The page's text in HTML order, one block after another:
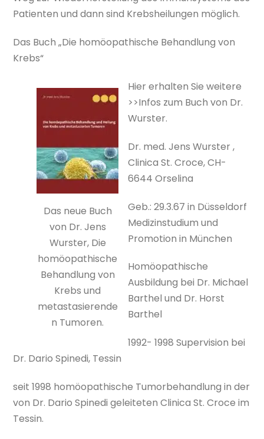
Patienten und dann sind Krebsheilungen möglich.
Das Buch „Die homöopathische Behandlung von
Krebs“
Das neue Buch
von Dr. Jens
Wurster, Die
homöopathische
Behandlung von
Krebs und
metastasierende
n Tumoren.
Hier erhalten Sie weitere
>>Infos zum Buch von Dr.
Wurster.
Dr. med. Jens Wurster ,
Clinica St. Croce, CH-
6644 Orselina
Geb.: 29.3.67 in Düsseldorf
Medizinstudium und
Promotion in München
Homöopathische
Ausbildung bei Dr. Michael
Barthel und Dr. Horst
Barthel
1992- 1998 Supervision bei
Dr. Dario Spinedi, Tessin
seit 1998 homöopathische Tumorbehandlung in der
von Dr. Dario Spinedi geleiteten Clinica St. Croce im
Tessin.